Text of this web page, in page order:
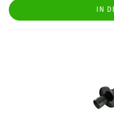
IN